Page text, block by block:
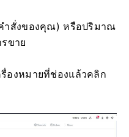
ำสั่งของคุณ) หรือปริมาณ
ขาย
องหมายที่ช่องแล้วคลิก